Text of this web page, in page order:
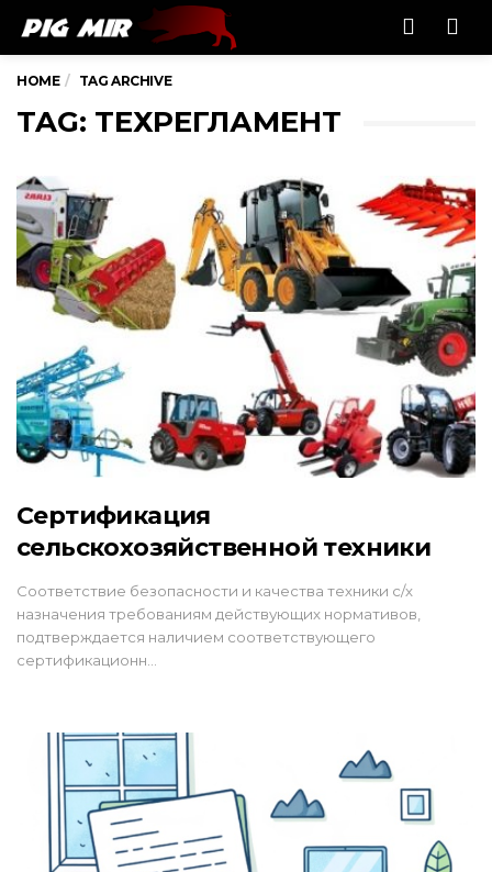
HOME TAG ARCHIVE
TAG: ТЕХРЕГЛАМЕНТ
Сертификация
сельскохозяйственной техники
Соответствие безопасности и качества техники с/х
назначения требованиям действующих нормативов,
подтверждается наличием соответствующего
сертификационн…